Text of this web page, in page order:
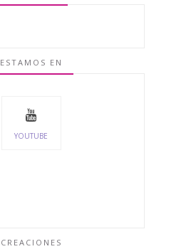
ESTAMOS EN
YOUTUBE
CREACIONES